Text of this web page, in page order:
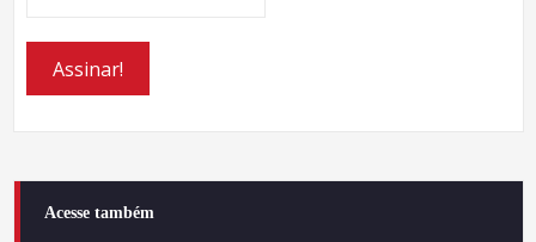
Acesse também